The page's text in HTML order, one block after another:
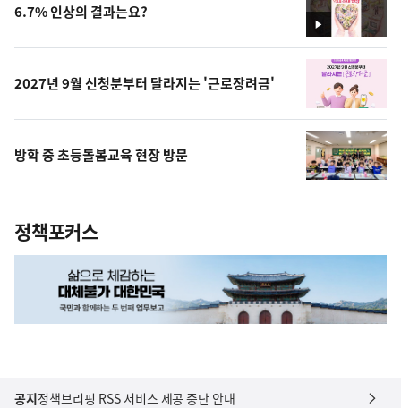
영
상
6.7% 인상의 결과는요?
2027년 9월 신청분부터 달라지는 '근로장려금'
방학 중 초등돌봄교육 현장 방문
정책포커스
공지정책브리핑 RSS 서비스 제공 중단 안내